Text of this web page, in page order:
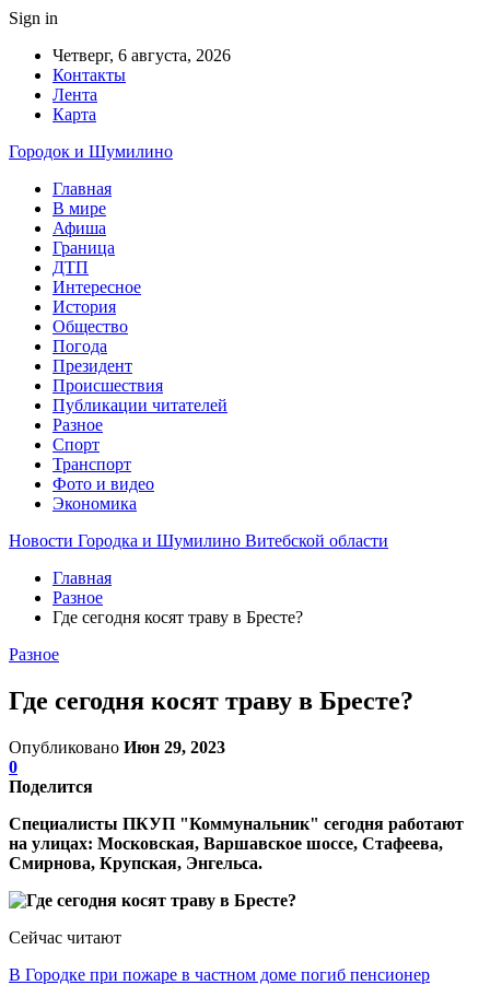
Sign in
Четверг, 6 августа, 2026
Контакты
Лента
Карта
Городок и Шумилино
Главная
В мире
Афиша
Граница
ДТП
Интересное
История
Общество
Погода
Президент
Происшествия
Публикации читателей
Разное
Спорт
Транспорт
Фото и видео
Экономика
Новости Городка и Шумилино Витебской области
Главная
Разное
Где сегодня косят траву в Бресте?
Разное
Где сегодня косят траву в Бресте?
Опубликовано Июн 29, 2023
0
Поделится
Специалисты ПКУП "Коммунальник" сегодня работают
на улицах: Московская, Варшавское шоссе, Стафеева,
Смирнова, Крупская, Энгельса.
Сейчас читают
В Городке при пожаре в частном доме погиб пенсионер